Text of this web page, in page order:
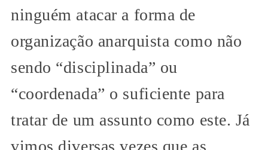
ninguém atacar a forma de
organização anarquista como não
sendo “disciplinada” ou
“coordenada” o suficiente para
tratar de um assunto como este. Já